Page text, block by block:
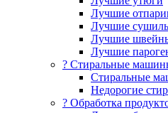
Лучшие
Лучшие
Лучшие
Лучшие
? Стиральные
Стиральные
Недорогие
? Обработка